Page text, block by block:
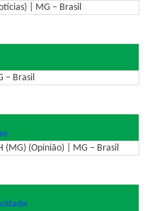
| MG – Brasil
– Brasil
(MG) (Opinião) | MG – Brasil